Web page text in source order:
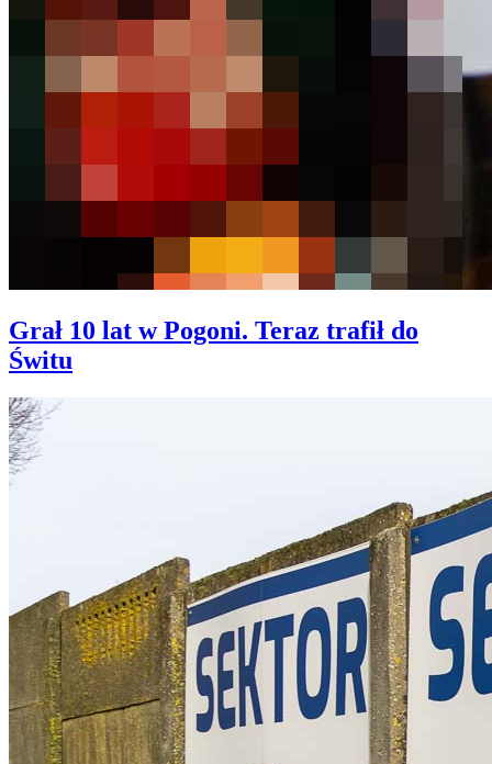
Grał 10 lat w Pogoni. Teraz trafił do
Świtu